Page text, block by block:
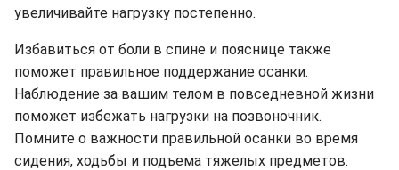
увеличивайте нагрузку постепенно.
Избавиться от боли в спине и пояснице также
поможет правильное поддержание осанки.
Наблюдение за вашим телом в повседневной жизни
поможет избежать нагрузки на позвоночник.
Помните о важности правильной осанки во время
сидения, ходьбы и подъема тяжелых предметов.